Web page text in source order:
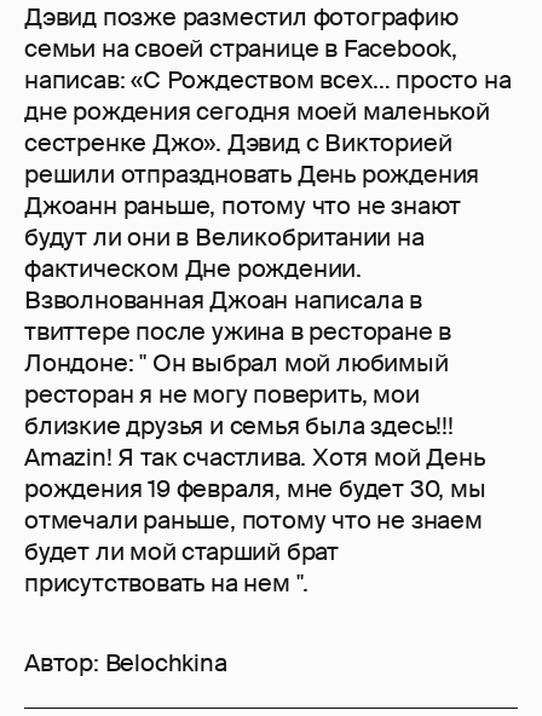
Дэвид позже разместил фотографию
семьи на своей странице в Facebook,
написав: «С Рождеством всех… просто на
дне рождения сегодня моей маленькой
сестренке Джо». Дэвид с Викторией
решили отпраздновать День рождения
Джоанн раньше, потому что не знают
будут ли они в Великобритании на
фактическом Дне рождении.
Взволнованная Джоан написала в
твиттере после ужина в ресторане в
Лондоне: " Он выбрал мой любимый
ресторан я не могу поверить, мои
близкие друзья и семья была здесь!!!
Amazin! Я так счастлива. Хотя мой День
рождения 19 февраля, мне будет 30, мы
отмечали раньше, потому что не знаем
будет ли мой старший брат
присутствовать на нем ".
Автор: Belochkina